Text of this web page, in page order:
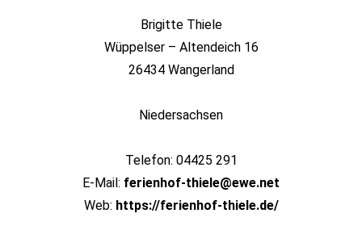
Brigitte Thiele
Wüppelser – Altendeich 16
26434 Wangerland
Niedersachsen
Telefon: 04425 291
E-Mail: ferienhof-thiele@ewe.net
Web: https://ferienhof-thiele.de/